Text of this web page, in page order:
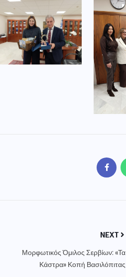
NEXT
Μορφωτικός Όμιλος Σερβίων: «Τα
Κάστρα» Κοπή Βασιλόπιτας